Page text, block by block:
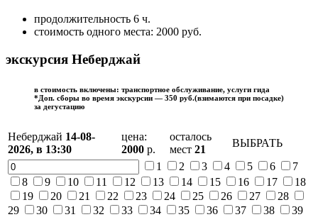
продолжительность 6 ч.
стоимость одного места: 2000 руб.
экскурсия Неберджай
в стоимость включены: транспортное обслуживание, услуги гида
*Доп. сборы во время экскурсии — 350 руб.(взимаются при посадке)
за дегустацию
Неберджай 14-08-
2026, в 13:30
цена:
2000 р.
осталось
мест 21
ВЫБРАТЬ
1
2 3 4 5 6
7
8
9 10 11 12 13 14 15 16 17
18
19
20 21 22 23 24 25 26 27
28
29
30 31 32 33 34 35 36 37 38
39